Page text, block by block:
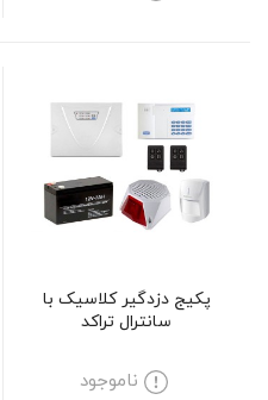
پکیج دزدگیر کلاسیک با
سانترال تراکد
ناموجود